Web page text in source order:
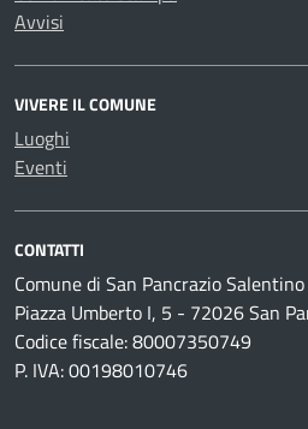
Avvisi
VIVERE IL COMUNE
Luoghi
Eventi
CONTATTI
Comune di San Pancrazio Salentino
Piazza Umberto I, 5 - 72026 San
Codice fiscale: 80007350749
P. IVA: 00198010746